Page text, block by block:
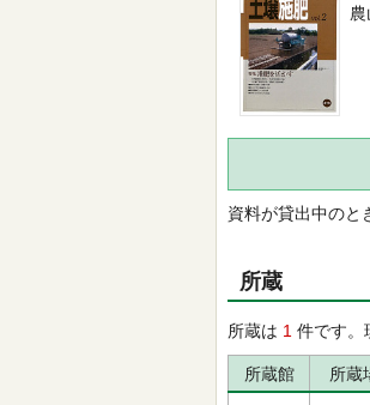
資料が貸出中のと
所蔵
所蔵は 1 件です。
所蔵館 所蔵